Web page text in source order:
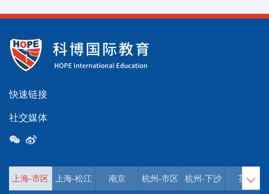
快速链接
社交媒体
上海-市区 上海-松江 南京 杭州-市区 杭州-下沙 英国
